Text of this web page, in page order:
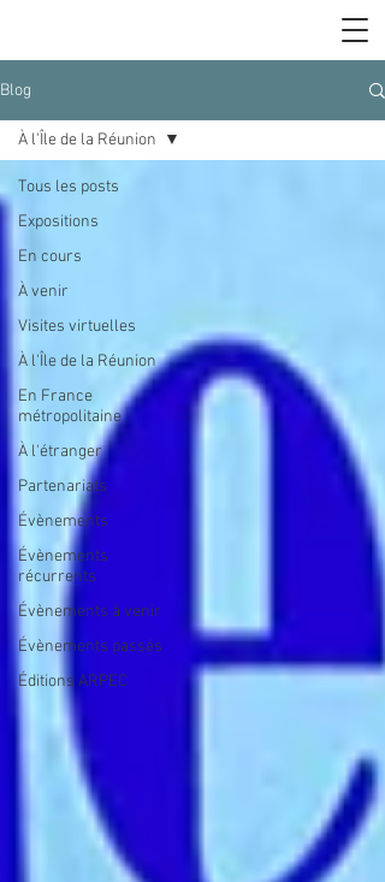
Blog
Tous les posts
Expositions
En cours
À venir
Visites virtuelles
À l'Île de la Réunion
En France
métropolitaine
À l'étranger
Partenariats
Évènements
Évènements
récurrents
Évènements à venir
Évènements passés
Éditions ARPEC
À l'Île de la Réunion